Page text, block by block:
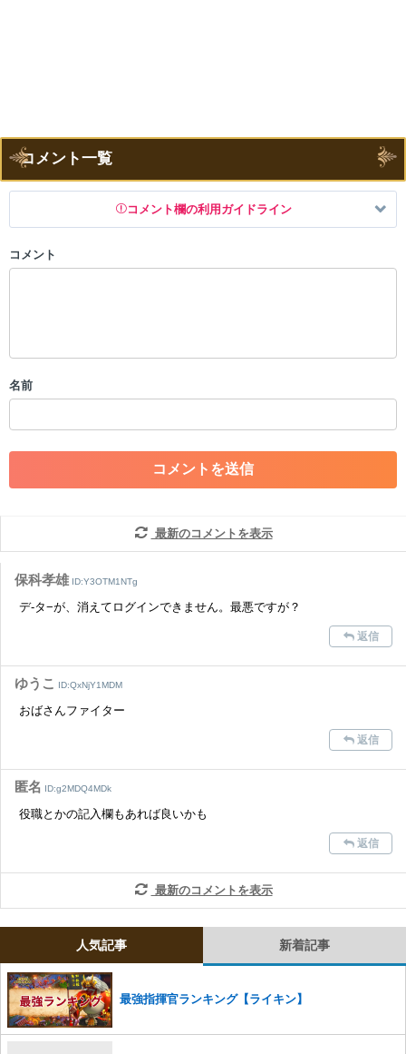
コメント一覧
コメント欄の利用ガイドライン
以下の書き込みを禁止とし、場合によってはコメント削除や書き込み制
・一度削除された投稿を再び投稿すること
・アカウントの売買など金銭が絡む内容の投稿
・各ゲームのネタバレを含む内容の投稿
・その他、管理者が不適切と判断した投稿
コメントの削除を申請する※投稿内容を確認後、順次対応さ
せていただきます。ご了承ください。
さい。
また、過度な利用規約の違反や、弊社に損害の及ぶ内容の書き込みがあ
かじめご理解くださいませ。
コメント
名前
最新のコメントを表示
保科孝雄 ID:Y3OTM1NTg
デ-タ−が、消えてログインできません。最悪ですが？
返信
ゆうこ ID:QxNjY1MDM
おばさんファイター
返信
匿名 ID:g2MDQ4MDk
役職とかの記入欄もあれば良いかも
返信
最新のコメントを表示
人気記事 新着記事
最強指揮官ランキング【ライキン】